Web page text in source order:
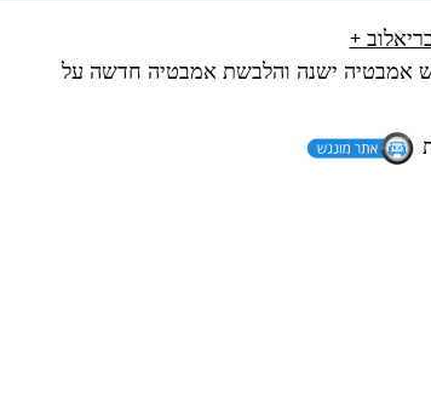
+
אמבטיה מקצועי, חידוש אמבטיה ישנה והלבשת אמבטיה חדשה על